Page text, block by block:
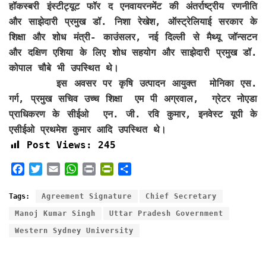
हॉकस्बरी इंस्टीट्यूट फॉर द एनवायरनमेंट की अंतर्राष्ट्रीय रणनीति
और साझेदारी प्रमुख डॉ. निशा रेखेश, ऑस्ट्रेलियाई सरकार के
शिक्षा और शोध मंत्री- काउंसलर, नई दिल्ली से मैथ्यू जॉन्सटन
और दक्षिण एशिया के लिए शोध सहयोग और साझेदारी प्रमुख डॉ.
कोपाल चौबे भी उपस्थित थे।
इस अवसर पर कृषि उत्पादन आयुक्त मोनिका एस.
गर्ग, प्रमुख सचिव उच्च शिक्षा एम पी अग्रवाल, ग्रेटर नोएडा
प्राधिकरण के सीईओ एन. जी. रवि कुमार, इनवेस्ट यूपी के
एसीईओ प्रथमेश कुमार आदि उपस्थित थे।
Post Views:
245
c
o
i
t
e
a
a
t
A
i
i
n
F
Tags: Agreement Signature Chief Secretary
Manoj Kumar Singh Uttar Pradesh Government
Western Sydney University